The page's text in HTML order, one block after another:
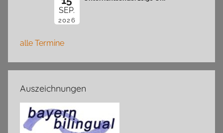
SEP.
2026
alle Termine
Auszeichnungen